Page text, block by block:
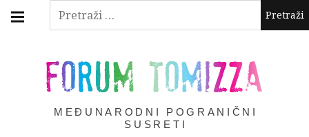
Pretraži:
Skip
FORUM TOMIZZA
MEĐUNARODNI POGRANIČNI
SUSRETI
navigation